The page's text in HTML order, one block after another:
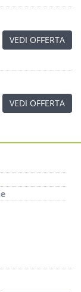
VEDI OFFERTA
VEDI OFFERTA